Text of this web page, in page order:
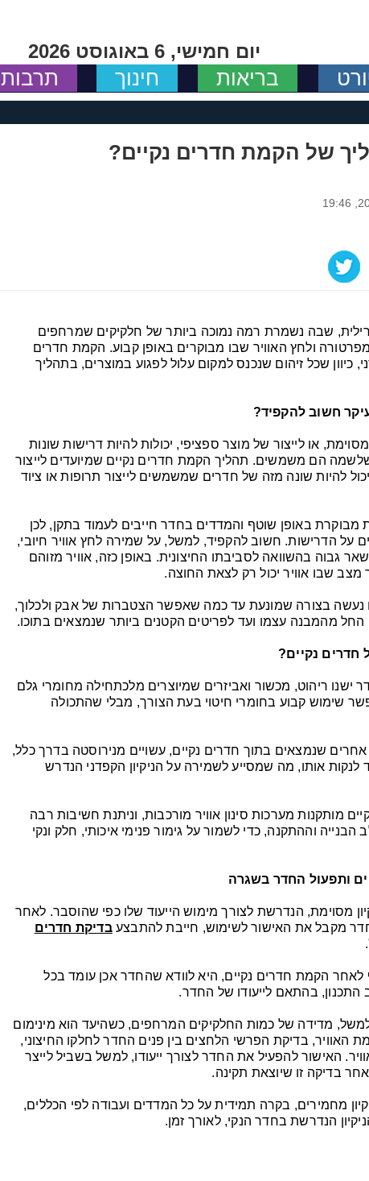
יום חמישי, 6 באוגוסט 2026
בריאות חינוך תרבות
של הקמת חדרים נקיים?
שבה נשמרת רמה נמוכה ביותר של חלקיקים שמרחפים
ולחץ האוויר שבו מבוקרים באופן קבוע. הקמת חדרים
כיוון שכל זיהום שנכנס למקום עלול לפגוע במוצרים, בתהליך
חשוב להקפיד?
או לייצור של מוצר ספציפי, יכולות להיות דרישות שונות
הם משמשים. תהליך הקמת חדרים נקיים שמיועדים לייצור
להיות שונה מזה של חדרים שמשמשים לייצור תרופות או ציוד
באופן שוטף והמדדים בחדר חייבים לעמוד בתקן, לכן
על הדרישות. חשוב להקפיד, למשל, על שמירה לחץ אוויר חיובי,
גבוה בהשוואה לסביבתו החיצונית. באופן כזה, אוויר מזוהם
שבו אוויר יכול רק לצאת החוצה.
נעשה בצורה שמונעת עד כמה שאפשר הצטברות של אבק ולכלוך,
החל מהמבנה עצמו ועד לפריטים הקטנים ביותר שנמצאים בתוכו.
חדרים נקיים?
ישנו ריהוט, מכשור ואביזרים שמיוצרים מלכתחילה מחומרי גלם
שימוש קבוע בחומרי חיטוי בעת הצורך, מבלי שהתכולה
שנמצאים בתוך חדרים נקיים, עשויים מנירוסטה בדרך כלל,
אותו, מה שמסייע לשמירה על הניקיון הקפדני הנדרש
מותקנות מערכות סינון אוויר מורכבות, וניתנת חשיבות רבה
וההתקנה, כדי לשמור על גימור פנימי איכותי, חלק ונקי
ותפעול החדר בשגרה
מסוימת, הנדרשת לצורך מימוש הייעוד שלו כפי שהוסבר. לאחר
מקבל את האישור לשימוש, חייבת להתבצעבדיקת חדרים
הקמת חדרים נקיים, היא לוודא שהחדר אכן עומד בכל
בהתאם לייעודו של החדר.
מדידה של כמות החלקיקים המרחפים, כשהיעד הוא מינימום
האוויר, בדיקת הפרשי הלחצים בין פנים החדר לחלקו החיצוני,
האישור להפעיל את החדר לצורך ייעודו, למשל בשביל לייצר
בדיקה זו שיוצאת תקינה.
מחמירים, בקרה תמידית על כל המדדים ועבודה לפי הכללים,
הנדרשת בחדר הנקי, לאורך זמן.